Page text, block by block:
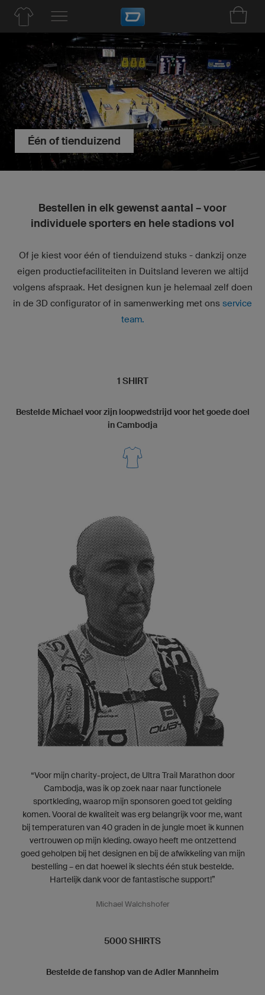
Één of tienduizend
Bestellen in elk gewenst aantal – voor
individuele sporters en hele stadions vol
Of je kiest voor één of tienduizend stuks - dankzij onze
eigen productiefaciliteiten in Duitsland leveren we altijd
volgens afspraak. Het designen kun je helemaal zelf doen
in de 3D configurator of in samenwerking met ons service
team.
1 SHIRT
Bestelde Michael voor zijn loopwedstrijd voor het goede doel
in Cambodja
“Voor mijn charity-project, de Ultra Trail Marathon door
Cambodja, was ik op zoek naar naar functionele
sportkleding, waarop mijn sponsoren goed tot gelding
komen. Vooral de kwaliteit was erg belangrijk voor me, want
bij temperaturen van 40 graden in de jungle moet ik kunnen
vertrouwen op mijn kleding. owayo heeft me ontzettend
goed geholpen bij het designen en bij de afwikkeling van mijn
bestelling – en dat hoewel ik slechts één stuk bestelde.
Hartelijk dank voor de fantastische support!”
Michael Walchshofer
5000 SHIRTS
Bestelde de fanshop van de Adler Mannheim